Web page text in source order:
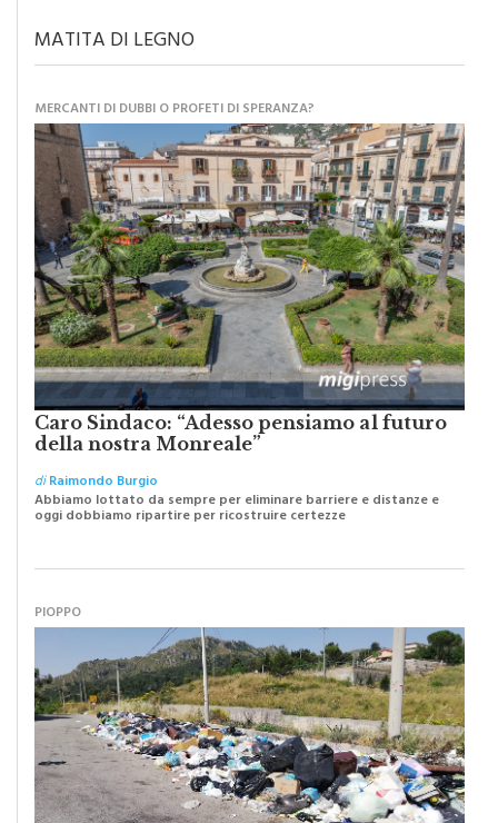
MATITA DI LEGNO
MERCANTI DI DUBBI O PROFETI DI SPERANZA?
Caro Sindaco: “Adesso pensiamo al futuro
della nostra Monreale”
diRaimondo Burgio